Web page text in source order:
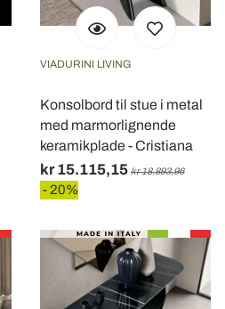
VIADURINI LIVING
Konsolbord til stue i metal
med marmorlignende
keramikplade - Cristiana
kr 15.115,15 kr 18.893,96
- 20%